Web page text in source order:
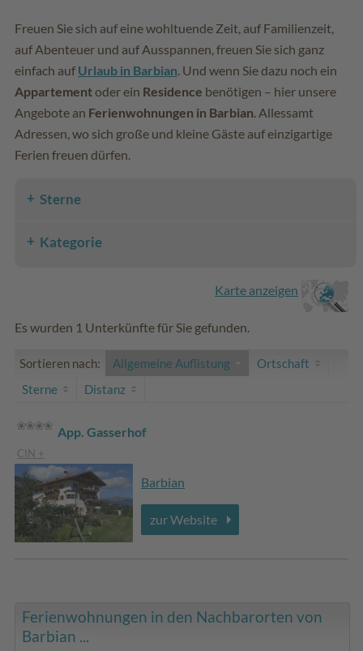
Freuen Sie sich auf eine wohltuende Zeit, auf Familienzeit,
auf Abenteuer und auf Ausspannen, freuen Sie sich ganz
einfach auf Urlaub in Barbian . Und wenn Sie dazu noch ein
Appartementoder ein Residence benötigen – hier unsere
Angebote an Ferienwohnungen in Barbian . Allessamt
Adressen, wo sich große und kleine Gäste auf einzigartige
Ferien freuen dürfen.
Sterne
Kategorie
Karte anzeigen
Es wurden 1 Unterkünfte für Sie gefunden.
Sortieren nach: Allgemeine Auflistung
Ortschaft
Sterne
Distanz
App. Gasserhof
CIN +
Barbian
zur Website
Ferienwohnungen in den Nachbarorten von
Barbian ...